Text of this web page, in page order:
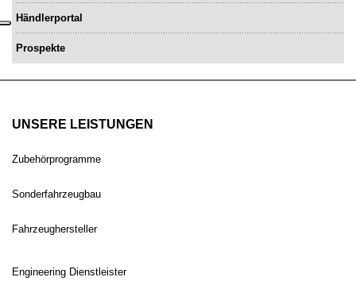
Händlerportal
Prospekte
UNSERE LEISTUNGEN
Zubehörprogramme
Sonderfahrzeugbau
Fahrzeughersteller
Engineering Dienstleister